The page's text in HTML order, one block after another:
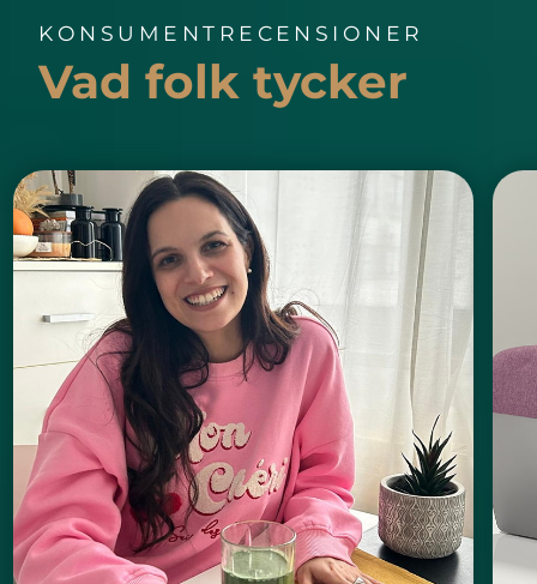
KONSUMENTRECENSIONER
Vad folk tycker